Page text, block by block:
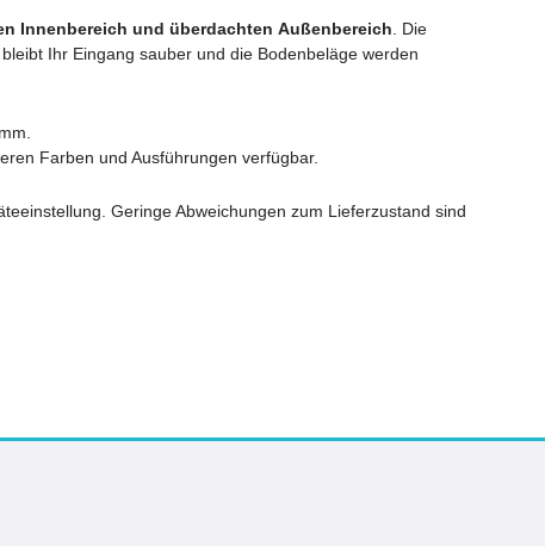
Innenbereich und überdachten Außenbereich . Die
bleibt Ihr Eingang sauber und die Bodenbeläge werden
Farben und Ausführungen verfügbar.
Geringe Abweichungen zum Lieferzustand sind